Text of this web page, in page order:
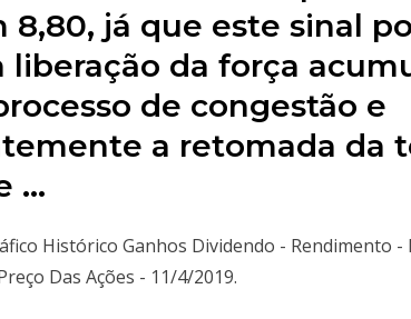
8,80, já que este sinal
liberação da força
de congestão e
a retomada da
…
Histórico Ganhos Dividendo - Rendimento
Das Ações - 11/4/2019.